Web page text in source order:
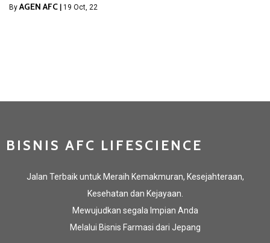
By AGEN AFC | 19 Oct, 22
BISNIS AFC LIFESCIENCE
Jalan Terbaik untuk Meraih Kemakmuran, Kesejahteraan,
Kesehatan dan Kejayaan.
Mewujudkan segala Impian Anda
Melalui Bisnis Farmasi dari Jepang